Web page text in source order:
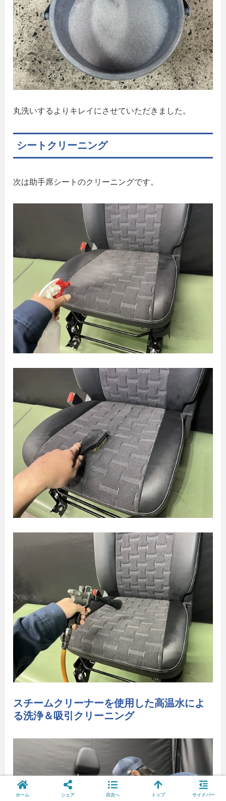
丸洗いするよりキレイにさせていただきました。
シートクリーニング
次は助手席シートのクリーニングです。
スチームクリーナーを使用した高温水によ
る洗浄＆吸引クリーニング
ホーム シェア 目次へ トップ サイドバー